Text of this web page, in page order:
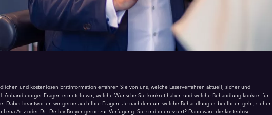
und kostenlosen Erstinformation erfahren Sie von uns, welche Laserverfahren aktuell, sicher und
Anhand einiger Fragen ermitteln wir, welche Wünsche Sie konkret haben und welche Behandlung konkret für
Dabei beantworten wir gerne auch Ihre Fragen. Je nachdem um welche Behandlung es bei Ihnen geht, stehen
Lena Artz oder Dr. Detlev Breyer gerne zur Verfügung. Sie sind interessiert? Dann wäre die kostenlose